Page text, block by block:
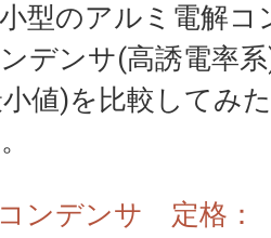
型のアルミ電解
デンサ(高誘電率
値)を比較してみ
コンデンサ 定格